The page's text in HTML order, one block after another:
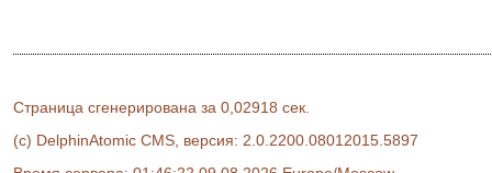
Страница сгенерирована за 0,02918 сек.
(c) DelphinAtomic CMS, версия: 2.0.2200.08012015.5897